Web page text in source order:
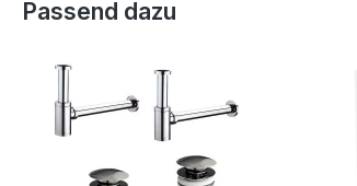
Produktgalerie überspringen
Passend dazu